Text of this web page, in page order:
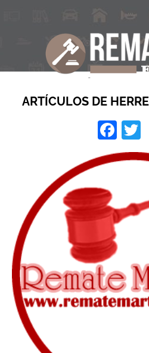
ARTÍCULOS DE